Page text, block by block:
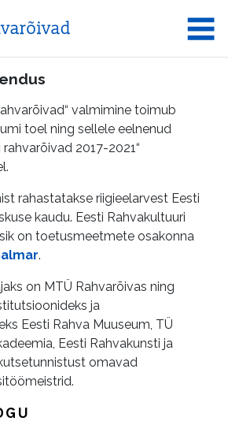
valmimine toimub
toel ning sellele eelnenud
2017-2021“
rahastatakse riigieelarvest Eesti
kaudu. Eesti Rahvakultuuri
on toetusmeetmete osakonna
.
on MTÜ Rahvarõivas ning
ja
Eesti Rahva Muuseum, TÜ
Eesti Rahvakunsti ja
omavad